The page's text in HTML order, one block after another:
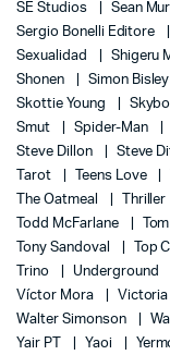
SE Studios
Sean
Sergio Bonelli Editore
Sexualidad
Shigeru
Shonen
Simon Bisley
Skottie Young
Smut
Spider-Man
Steve Dillon
Steve
Tarot
Teens Love
The Oatmeal
Thriller
Todd McFarlane
Tony Sandoval
Top
Trino
Underground
Víctor Mora
Victoria
Walter Simonson
Yair PT
Yaoi